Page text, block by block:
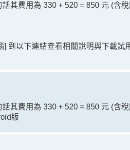
其費用為 330 + 520 = 850 元 (含
到以下連結查看相關說明與下載試
其費用為 330 + 520 = 850 元 (含
版